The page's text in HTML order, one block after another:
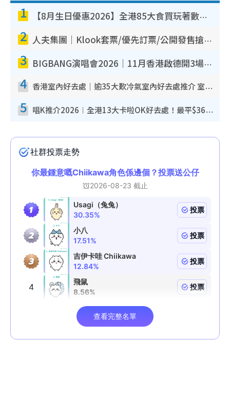
1 【8月生日優惠2026】全港85大食買玩著數攻略 自助餐/火鍋放題同行免費＋誠品/DONKI送現金券
2 人夫集團｜Klook套票/優先訂票/公開發售搶飛攻略！附票價.購票連結.場地座位表
3 BIGBANG演唱會2026｜11月香港啟德開3場！實名制VIP申請、優先購票攻略
4 香港室內好去處｜逾35大歎冷氣室內好去處推介 室內活動免費避雨無懼落雨
5 唱K推介2026︱全港13大卡啦OK好去處！最平$36起 日文K都有！(附地址+收費詳情)